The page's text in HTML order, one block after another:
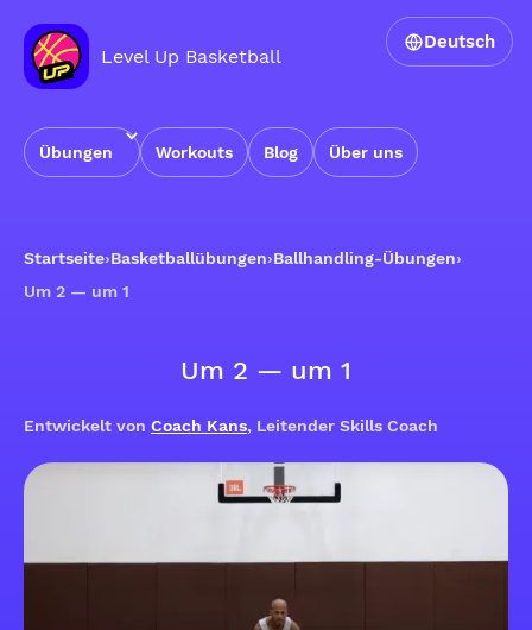
Level Up Basketball
Übungen Workouts Blog Über uns
Deutsch
Startseite›Basketballübungen›Ballhandling-Übungen›
Um 2 — um 1
Um 2 — um 1
Entwickelt von Coach Kans, Leitender Skills Coach